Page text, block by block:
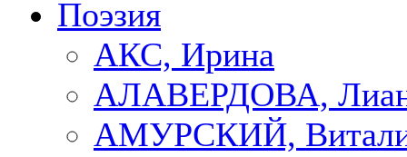
Поэзия
АКС, Ирина
АЛАВЕРДОВА,
АМУРСКИЙ,